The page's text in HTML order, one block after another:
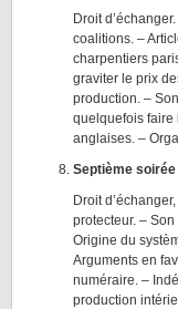
Droit
coalitions. –
charpentiers
graviter le prix
production. –
quelquefois faire
anglaises. –
Septième soirée
Droit
protecteur. –
Origine du
Arguments en
numéraire. –
production